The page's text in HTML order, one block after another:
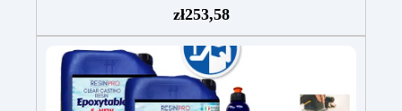
umożliwia skuteczne usuwanie pęcherzyków
powietrza z żywicy, gipsu, zaprawy lub
cementu, uzyskując jednolite i gęste
powierzchnie. Ergonomiczna konstrukcja oraz
intuicyjne pokrętło sprawiają, że urządzenie
zł253,58